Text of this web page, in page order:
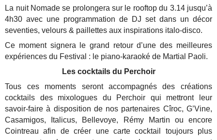
La nuit Nomade se prolongera sur le rooftop du 3.14 jusqu’à
4h30 avec une programmation de DJ set dans un décor
seventies, velours & paillettes aux inspirations italo-disco.
Ce moment signera le grand retour d’une des meilleures
expériences du Festival : le piano-karaoké de Martial Paoli.
Les cocktails du Perchoir
Tous ces moments seront accompagnés des créations
cocktails des mixologues du Perchoir qui mettront leur
savoir-faire à disposition de nos partenaires Cîroc, G’Vine,
Casamigos, Italicus, Bellevoye, Rémy Martin ou encore
Cointreau afin de créer une carte cocktail toujours plus